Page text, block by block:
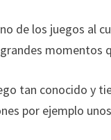
de los juegos al
momentos
tan conocido y
por ejemplo